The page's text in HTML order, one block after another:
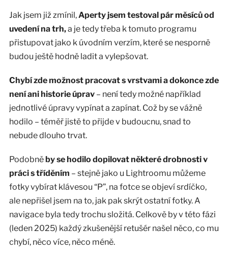
Jak jsem již zmínil,Aperty jsem testoval pár měsíců od
uvedení na trh,a je tedy třeba k tomuto programu
přistupovat jako k úvodním verzím, které se nesporně
budou ještě hodně ladit a vylepšovat.
Chybí zde možnost pracovat s vrstvami a dokonce zde
není ani historie úprav– není tedy možné například
jednotlivé úpravy vypínat a zapínat. Což by se vážně
hodilo – téměř jistě to přijde v budoucnu, snad to
nebude dlouho trvat.
Podobně by se hodilo dopilovat některé drobnosti v
práci s tříděním – stejně jako u Lightroomu můžeme
fotky vybírat klávesou “P”, na fotce se objeví srdíčko,
ale nepřišel jsem na to, jak pak skrýt ostatní fotky. A
navigace byla tedy trochu složitá. Celkově by v této fázi
(leden 2025) každý zkušenější retušér našel něco, co mu
chybí, něco více, něco méně.